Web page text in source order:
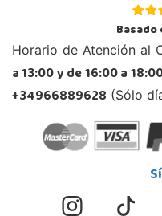
Basado
Horario de Atención al
a 13:00 y de 16:00 a
+34966889628 (Sólo